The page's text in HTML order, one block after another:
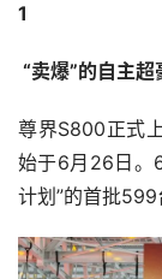
1
“卖爆”的自主超
尊界S800正式
始于6月26日。
计划”的首批599